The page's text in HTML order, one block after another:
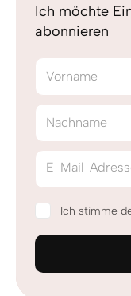
Ich möchte
abonnieren
Vorname
Nachname
E-Mail-
Ich stimme